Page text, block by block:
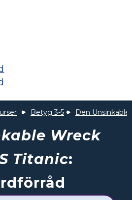
Betyg 3-5 Den
Wreck
Titanic: